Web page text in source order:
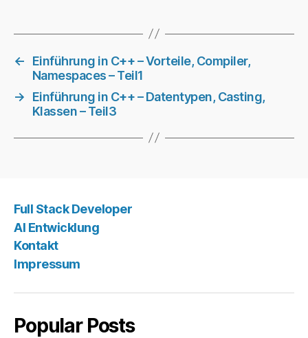
←
Einführung in C++ – Vorteile, Compiler,
Namespaces – Teil1
→
Einführung in C++ – Datentypen, Casting,
Klassen – Teil3
Full Stack Developer
AI Entwicklung
Kontakt
Impressum
Popular Posts